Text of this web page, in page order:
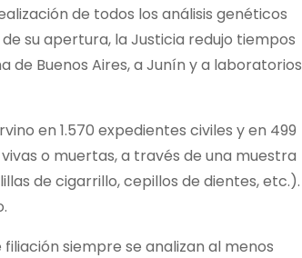
de todos los análisis genéticos
su apertura, la Justicia redujo tiempos
Buenos Aires, a Junín y a laboratorios
en 1.570 expedientes civiles y en 499
o muertas, a través de una muestra
de cigarrillo, cepillos de dientes, etc.).
filiación siempre se analizan al menos